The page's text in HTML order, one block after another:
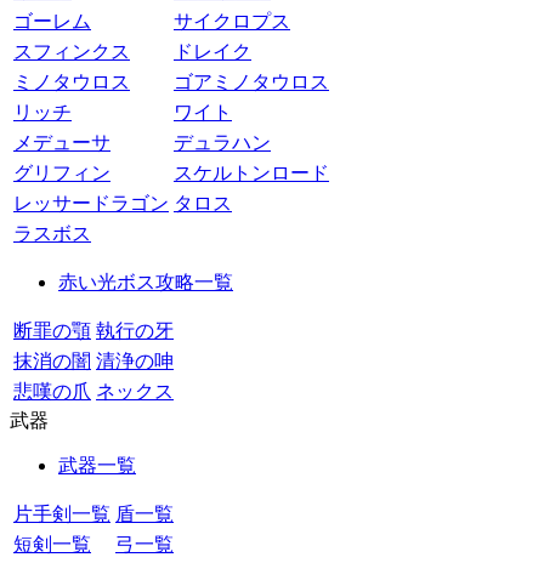
ゴーレム
サイクロプス
スフィンクス
ドレイク
ミノタウロス
ゴアミノタウロス
リッチ
ワイト
メデューサ
デュラハン
グリフィン
スケルトンロード
レッサードラゴン タロス
ラスボス
赤い光ボス攻略一覧
断罪の顎 執行の牙
抹消の闇 清浄の呻
悲嘆の爪 ネックス
武器
武器一覧
片手剣一覧 盾一覧
短剣一覧
弓一覧